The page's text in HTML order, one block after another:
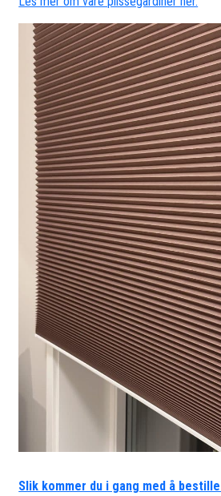
Slik kommer du i gang med å